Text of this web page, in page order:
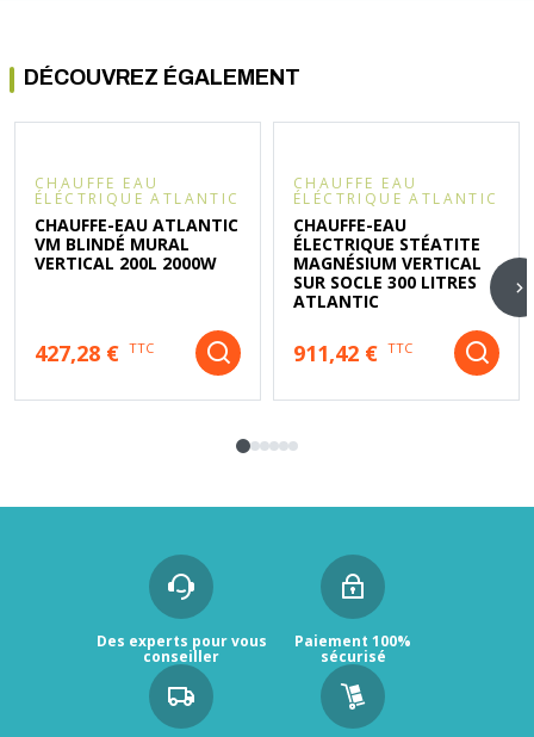
DÉCOUVREZ ÉGALEMENT
CHAUFFE EAU
ÉLÉCTRIQUE ATLANTIC
CHAUFFE-EAU ATLANTIC
VM BLINDÉ MURAL
VERTICAL 200L 2000W
427,28 € TTC
CHAUFFE EAU
ÉLÉCTRIQUE ATLANTIC
CHAUFFE-EAU
ÉLECTRIQUE STÉATITE
MAGNÉSIUM VERTICAL
SUR SOCLE 300 LITRES
ATLANTIC
911,42 € TTC
Des experts pour vous
conseiller
Paiement 100%
sécurisé